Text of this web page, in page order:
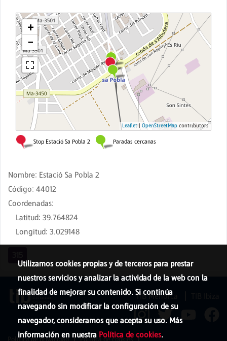
Nombre: Estació Sa Pobla 2
Código: 44012
Coordenadas:
Latitud: 39.764824
Longitud: 3.029148
Utilizamos cookies propias y de terceros para prestar
nuestros servicios y analizar la actividad de la web con la
finalidad de mejorar su contenido. Si continúa
navegando sin modificar la configuración de su
navegador, consideramos que acepta su uso. Más
información en nuestra Política de cookies.
TIB Menorca